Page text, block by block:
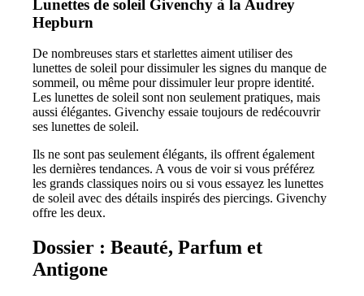
Lunettes de soleil Givenchy à la Audrey
Hepburn
De nombreuses stars et starlettes aiment utiliser des
lunettes de soleil pour dissimuler les signes du manque de
sommeil, ou même pour dissimuler leur propre identité.
Les lunettes de soleil sont non seulement pratiques, mais
aussi élégantes. Givenchy essaie toujours de redécouvrir
ses lunettes de soleil.
Ils ne sont pas seulement élégants, ils offrent également
les dernières tendances. A vous de voir si vous préférez
les grands classiques noirs ou si vous essayez les lunettes
de soleil avec des détails inspirés des piercings. Givenchy
offre les deux.
Dossier : Beauté, Parfum et
Antigone